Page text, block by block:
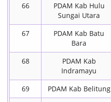
66
PDAM Kab Hulu
Sungai Utara
67
PDAM Kab Batu
Bara
68
PDAM Kab
Indramayu
69 PDAM Kab Belitung